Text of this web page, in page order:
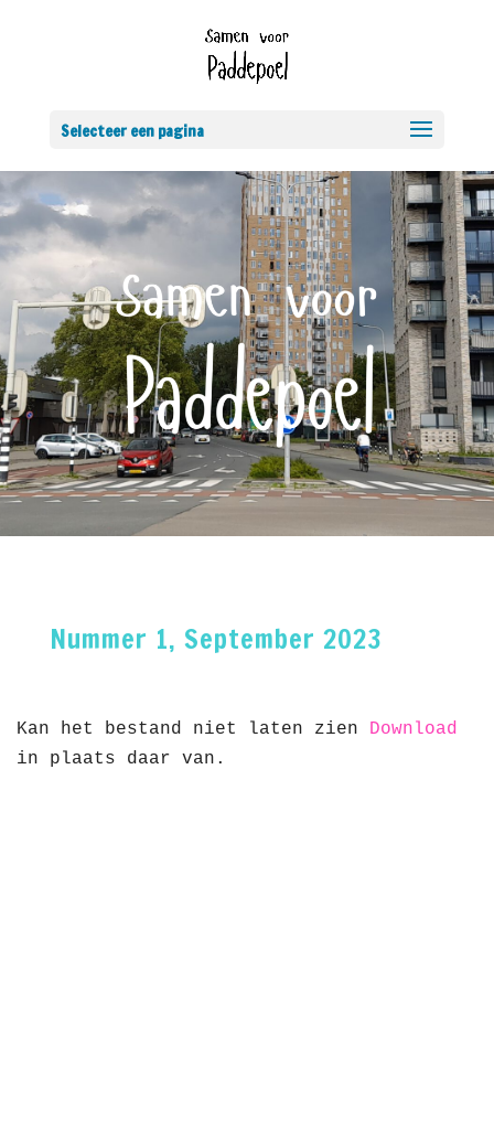
Selecteer een pagina
Nummer 1, September 2023
Kan het bestand niet laten zien
Download
in plaats daar van.